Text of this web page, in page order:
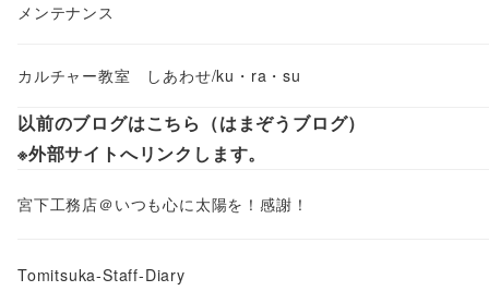
メンテナンス
カルチャー教室 しあわせ/ku・ra・su
以前のブログはこちら（はまぞうブログ）
※外部サイトへリンクします。
宮下工務店＠いつも心に太陽を！感謝！
Tomitsuka-Staff-Diary